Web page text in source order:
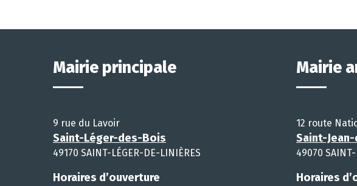
Mairie principale
9 rue du Lavoir
Saint-Léger-des-Bois
49170 SAINT-LÉGER-DE-LINIÈRES
Horaires d’ouverture
Mairie
12 route
Saint-
49070
Horaires